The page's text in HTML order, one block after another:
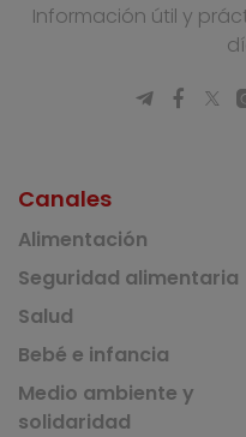
Información útil y
Canales
Alimentación
Seguridad alimentaria
Salud
Bebé e infancia
Medio ambiente y
solidaridad